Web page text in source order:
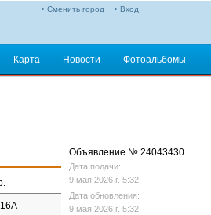
Вход
Сменить город
Карта Новости Фотоальбомы
Объявление № 24043430
Дата подачи:
9 мая 2026 г. 5:32
Дата обновления:
9 мая 2026 г. 5:32